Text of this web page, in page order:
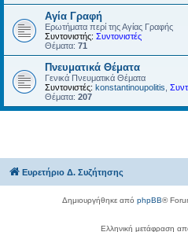
Αγία Γραφή
Ερωτήματα περί της Αγίας Γραφής
Συντονιστής: Συντονιστές
Θέματα: 71
Πνευματικά Θέματα
Γενικά Πνευματικά Θέματα
Συντονιστές: konstantinoupolitis
Θέματα: 207
Ευρετήριο Δ. Συζήτησης
Δημιουργήθηκε από phpBB®
Ελληνική μετάφραση